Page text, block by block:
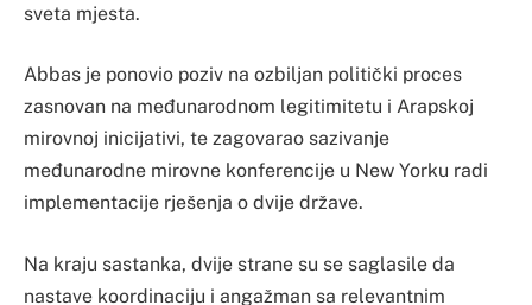
sveta mjesta.
Abbas je ponovio poziv na ozbiljan politički proces
zasnovan na međunarodnom legitimitetu i Arapskoj
mirovnoj inicijativi, te zagovarao sazivanje
međunarodne mirovne konferencije u New Yorku radi
implementacije rješenja o dvije države.
Na kraju sastanka, dvije strane su se saglasile da
nastave koordinaciju i angažman sa relevantnim